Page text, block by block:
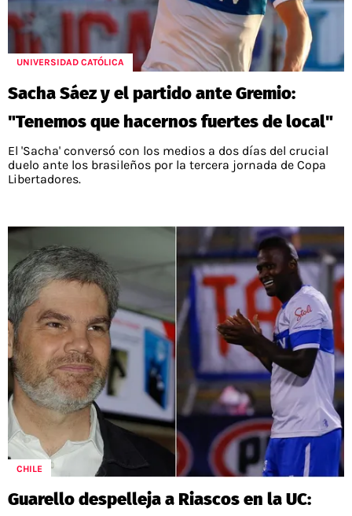
UNIVERSIDAD CATÓLICA
Sacha Sáez y el partido ante Gremio:
"Tenemos que hacernos fuertes de local"
El 'Sacha' conversó con los medios a dos días del crucial
duelo ante los brasileños por la tercera jornada de Copa
Libertadores.
CHILE
Guarello despelleja a Riascos en la UC: